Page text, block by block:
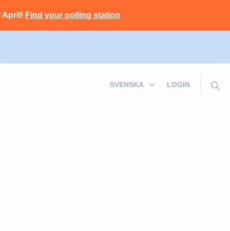
April! Find your polling station
LOGIN